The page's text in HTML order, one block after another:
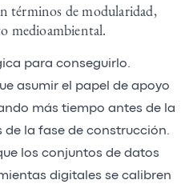
términos de modularidad,
medioambiental.
para conseguirlo.
asumir el papel de apoyo
más tiempo antes de la
de la fase de construcción.
los conjuntos de datos
digitales se calibren